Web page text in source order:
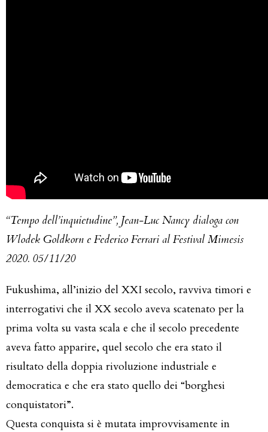
“Tempo dell’inquietudine”, Jean-Luc Nancy dialoga con
Wlodek Goldkorn e Federico Ferrari al Festival Mimesis
2020. 05/11/20
Fukushima, all’inizio del XXI secolo, ravviva timori e
interrogativi che il XX secolo aveva scatenato per la
prima volta su vasta scala e che il secolo precedente
aveva fatto apparire, quel secolo che era stato il
risultato della doppia rivoluzione industriale e
democratica e che era stato quello dei “borghesi
conquistatori”.
Questa conquista si è mutata improvvisamente in